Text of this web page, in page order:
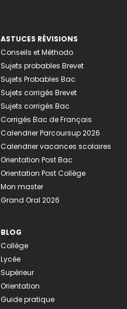
ASTUCES RÉVISIONS
Conseils et Méthodo
Sujets probables Brevet
Sujets Probables Bac
Sujets corrigés Brevet
Sujets corrigés Bac
Corrigés Bac de Français
Calendrier Parcoursup 2026
Calendrier vacances scolaires
Orientation Post Bac
Orientation Post Collège
Mon master
Grand Oral 2026
BLOG
Collège
Lycée
Supérieur
Orientation
Guide pratique